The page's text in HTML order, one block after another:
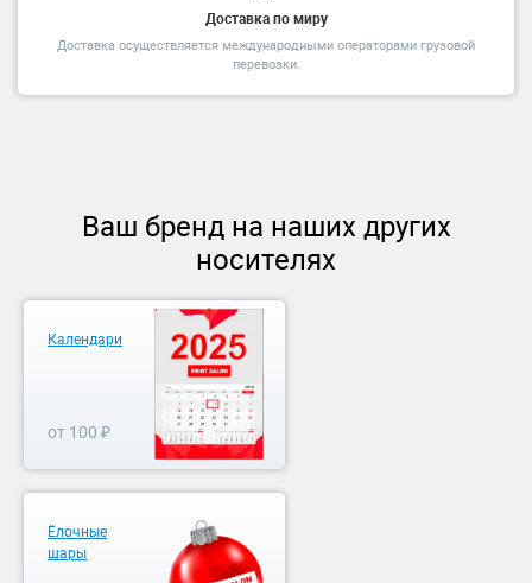
Доставка по миру
Доставка осуществляется международными операторами грузовой
перевозки.
Ваш бренд на наших других
носителях
Календари
от 100 ₽
Ёлочные
шары